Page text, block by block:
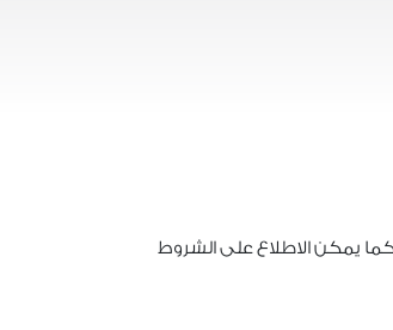
يمكن الاطلاع على الشروط